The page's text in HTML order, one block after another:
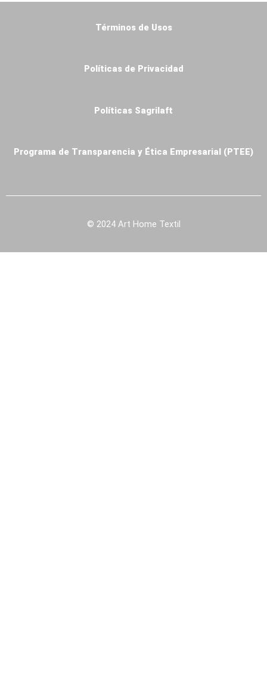
Términos de Usos
Políticas de Privacidad
Políticas Sagrilaft
Programa de Transparencia y Ética Empresarial (PTEE)
© 2024 Art Home Textil